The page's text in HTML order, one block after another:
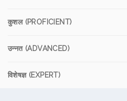
कुशल (PROFICIENT)
उन्नत (ADVANCED)
विशेषज्ञ (EXPERT)